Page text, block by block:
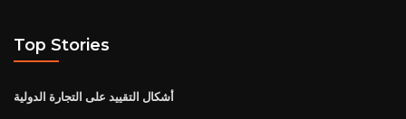
Top Stories
أشكال التقييد على التجارة الدولية